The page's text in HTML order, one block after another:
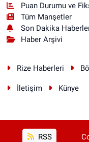
Puan Durumu ve
Tüm Manşetler
Son Dakika
Haber Arşivi
Rize Haberleri
İletişim Künye
RSS